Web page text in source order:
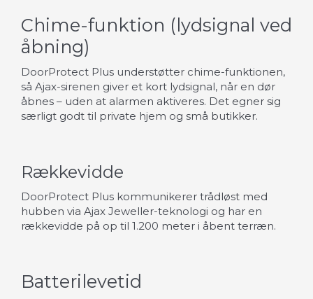
Chime-funktion (lydsignal ved
åbning)
DoorProtect Plus understøtter chime-funktionen,
så Ajax-sirenen giver et kort lydsignal, når en dør
åbnes – uden at alarmen aktiveres. Det egner sig
særligt godt til private hjem og små butikker.
Rækkevidde
DoorProtect Plus kommunikerer trådløst med
hubben via Ajax Jeweller-teknologi og har en
rækkevidde på op til 1.200 meter i åbent terræn.
Batterilevetid